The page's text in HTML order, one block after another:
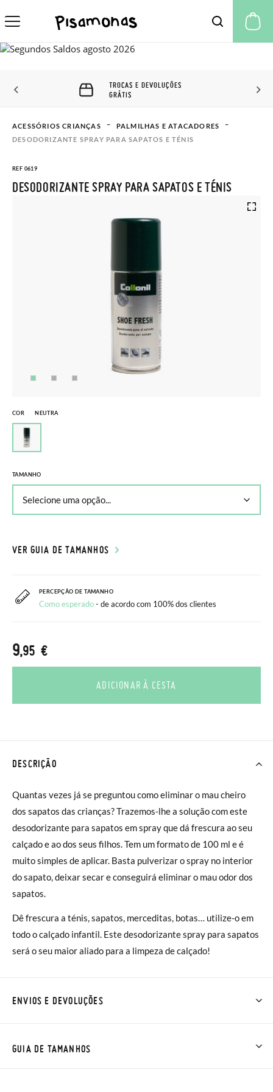
TROCAS E DEVOLUÇÕES
GRÁTIS
ACESSÓRIOS CRIANÇAS
PALMILHAS E ATACADORES
DESODORIZANTE SPRAY PARA SAPATOS E TÉNIS
REF 0619
DESODORIZANTE SPRAY PARA SAPATOS E TÉNIS
COR NEUTRA
TAMANHO
VER GUIA DE TAMANHOS
PERCEPÇÃO DE TAMANHO
Como esperado- de acordo com 100% dos clientes
9,95 €
ADICIONAR À CESTA
DESCRIÇÃO
Quantas vezes já se preguntou como eliminar o mau cheiro
dos sapatos das crianças? Trazemos-lhe a solução com este
desodorizante para sapatos em spray que dá frescura ao seu
calçado e ao dos seus filhos. Tem um formato de 100 ml e é
muito simples de aplicar. Basta pulverizar o spray no interior
do sapato, deixar secar e conseguirá eliminar o mau odor dos
sapatos.
Dê frescura a ténis, sapatos, merceditas, botas… utilize-o em
todo o calçado infantil. Este desodorizante spray para sapatos
será o seu maior aliado para a limpeza de calçado!
ENVIOS E DEVOLUÇÕES
30 € ou com entrega em loja, na modalidade de envio normal (
GUIA DE TAMANHOS